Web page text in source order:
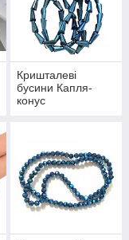
Кришталеві
бусини Капля-
конус